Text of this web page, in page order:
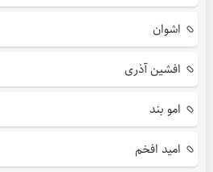
اشوان
افشین آذری
امو بند
امید افخم